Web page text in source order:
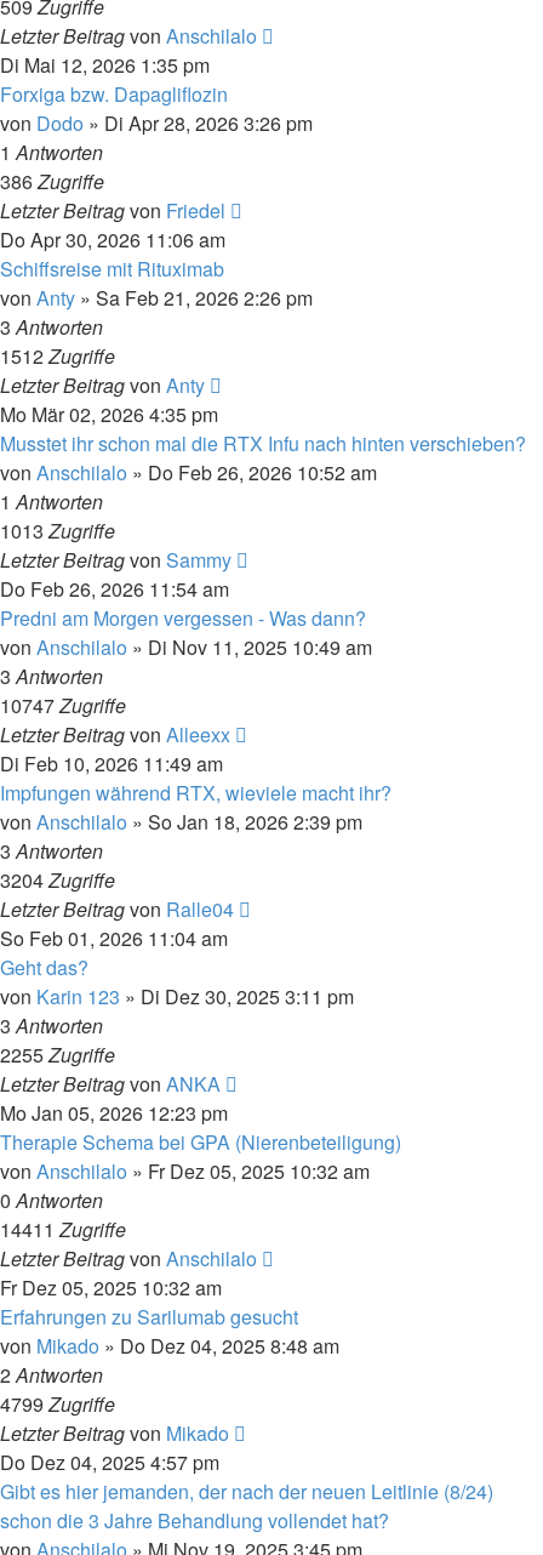
509Zugriffe
Letzter Beitragvon Anschilalo
Di Mai 12, 2026 1:35 pm
Forxiga bzw. Dapagliflozin
von Dodo » Di Apr 28, 2026 3:26 pm
1Antworten
386Zugriffe
Letzter Beitragvon Friedel
Do Apr 30, 2026 11:06 am
Schiffsreise mit Rituximab
von Anty » Sa Feb 21, 2026 2:26 pm
3Antworten
1512Zugriffe
Letzter Beitragvon Anty
Mo Mär 02, 2026 4:35 pm
Musstet ihr schon mal die RTX Infu nach hinten verschieben?
von Anschilalo » Do Feb 26, 2026 10:52 am
1Antworten
1013Zugriffe
Letzter Beitragvon Sammy
Do Feb 26, 2026 11:54 am
Predni am Morgen vergessen - Was dann?
von Anschilalo » Di Nov 11, 2025 10:49 am
3Antworten
10747Zugriffe
Letzter Beitragvon Alleexx
Di Feb 10, 2026 11:49 am
Impfungen während RTX, wieviele macht ihr?
von Anschilalo » So Jan 18, 2026 2:39 pm
3Antworten
3204Zugriffe
Letzter Beitragvon Ralle04
So Feb 01, 2026 11:04 am
Geht das?
von Karin 123 » Di Dez 30, 2025 3:11 pm
3Antworten
2255Zugriffe
Letzter Beitragvon ANKA
Mo Jan 05, 2026 12:23 pm
Therapie Schema bei GPA (Nierenbeteiligung)
von Anschilalo » Fr Dez 05, 2025 10:32 am
0Antworten
14411Zugriffe
Letzter Beitragvon Anschilalo
Fr Dez 05, 2025 10:32 am
Erfahrungen zu Sarilumab gesucht
von Mikado » Do Dez 04, 2025 8:48 am
2Antworten
4799Zugriffe
Letzter Beitragvon Mikado
Do Dez 04, 2025 4:57 pm
Gibt es hier jemanden, der nach der neuen Leitlinie (8/24)
schon die 3 Jahre Behandlung vollendet hat?